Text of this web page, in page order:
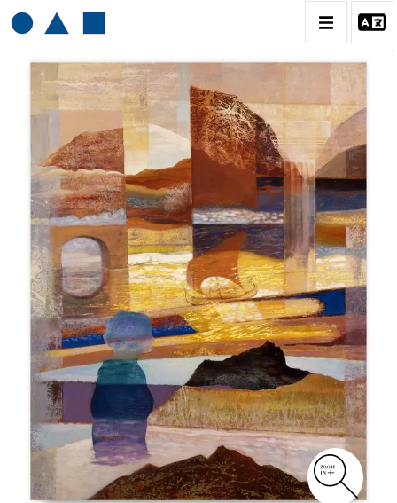
HENRI BAVIERA
BIOGRAPHIE
CATALOGUE DES OEUVRES
TOME 1: PEINTURES ET RELIEFS
TOME 2 : GRAVURES
CONTACT